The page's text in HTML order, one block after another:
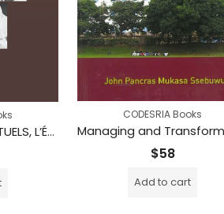
NIGER : LES INTELLECTUELS, L’ÉTAT ET LA SOCIÉTÉ
CODESRIA Books
$58
Add to cart